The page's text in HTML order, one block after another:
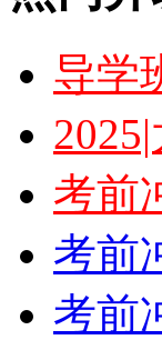
导学
考前
考前
考前